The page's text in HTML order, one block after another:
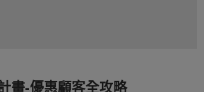
畫-優惠顧客全攻略